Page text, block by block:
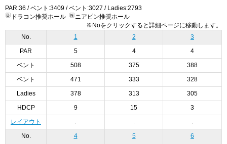
PAR:36 / ベント:3409 / ベント:3027 / Ladies:2793
ドラコン推奨ホール
ニアピン推奨ホール
※Noをクリックすると詳細ページに移動します。
No.
1 2 3
PAR 5 4 4
ベント 508 375 388
ベント 471 333 328
Ladies 378 313 305
HDCP 9 15 3
レイアウト
No. 4 5 6